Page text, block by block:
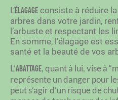
L’élagage consiste à réduire
arbres dans votre jardin,
l’arbuste et respectant les
En somme, l’élagage est
santé et la beauté de vos
L’abattage, quant à lui, vise à
représente un danger pour
peut s’agir d’un risque de